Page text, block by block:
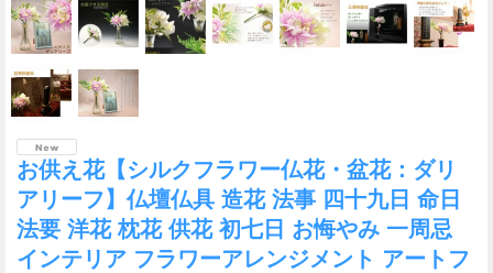
お供え花【シルクフラワー仏花・盆花：ダリ
アリーフ】仏壇仏具 造花 法事 四十九日 命日
法要 洋花 枕花 供花 初七日 お悔やみ 一周忌
インテリア フラワーアレンジメント アートフ